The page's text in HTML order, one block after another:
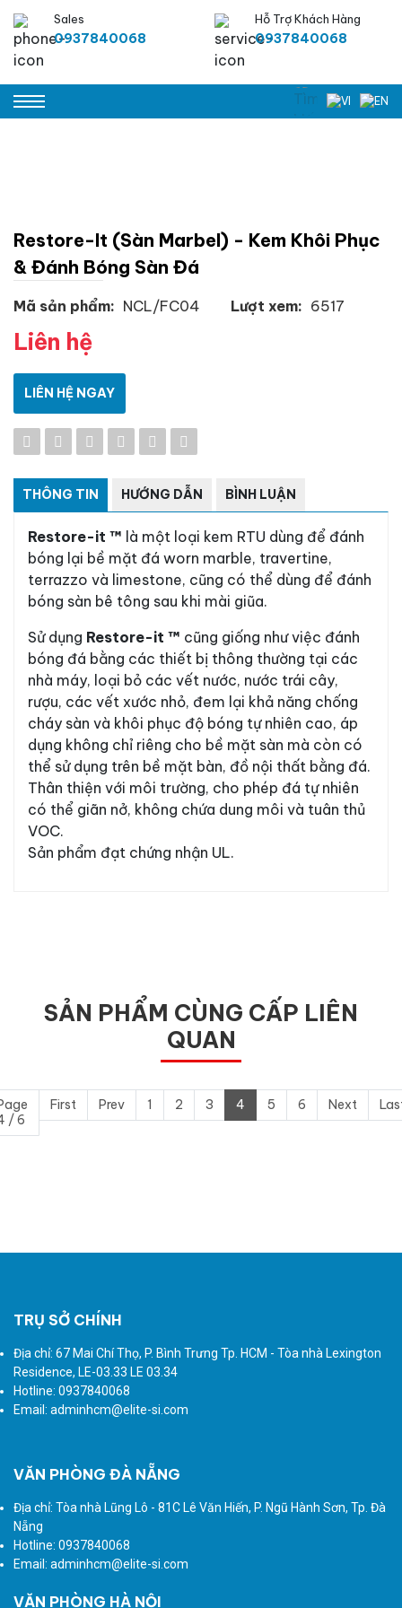
Sales
0937840068
Hỗ Trợ Khách Hàng
0937840068
#ĐĂNG KÍ TƯ VẤN NGAY
Họ tên
Số điện thoại
Gửi
Restore-It (sàn Marbel) - Kem Khôi Phục
& Đánh Bóng Sàn Đá
Mã sản phẩm: NCL/FC04 Lượt xem: 6517
Liên hệ
LIÊN HỆ NGAY
THÔNG TIN HƯỚNG DẪN BÌNH LUẬN
Restore-it ™ là một loại kem RTU dùng để đánh
bóng lại bề mặt đá worn marble, travertine,
terrazzo và limestone, cũng có thể dùng để đánh
bóng sàn bê tông sau khi mài giũa.
Sử dụng Restore-it ™ cũng giống như việc đánh
bóng đá bằng các thiết bị thông thường tại các
nhà máy, loại bỏ các vết nước, nước trái cây,
rượu, các vết xước nhỏ, đem lại khả năng chống
cháy sàn và khôi phục độ bóng tự nhiên cao, áp
dụng không chỉ riêng cho bề mặt sàn mà còn có
thể sử dụng trên bề mặt bàn, đồ nội thất bằng đá.
Thân thiện với môi trường, cho phép đá tự nhiên
có thể giãn nở, không chứa dung môi và tuân thủ
VOC.
Sản phẩm đạt chứng nhận UL.
SẢN PHẨM CÙNG CẤP LIÊN
QUAN
/ 6
First Prev 1 2 3 4 5 6 Next
TRỤ SỞ CHÍNH
Địa chỉ: 67 Mai Chí Thọ, P. Bình Trưng Tp. HCM - Tòa nhà Lexington
Residence, LE-03.33 LE 03.34
Hotline: 0937840068
Email: adminhcm@elite-si.com
VĂN PHÒNG ĐÀ NẴNG
Địa chỉ: Tòa nhà Lũng Lô - 81C Lê Văn Hiến, P. Ngũ Hành Sơn, Tp. Đà
Nẵng
Hotline: 0937840068
Email: adminhcm@elite-si.com
VĂN PHÒNG HÀ NỘI